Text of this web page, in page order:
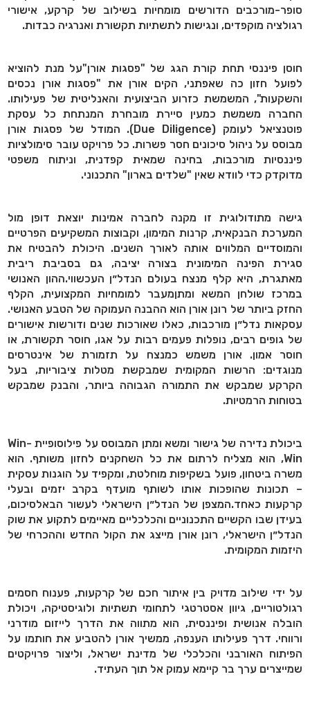
סופר-מורכבים הדורשים מומחיות בשילוב של קרקע, אישורי
רגולציה מוקפדים, ונגישות לתשתיות תקשורת ואנרגיה כבדות.
חוסן פיננסי תחת קורת הגג של "פסגות אורן"על מנת להוציא
לפועל חזון כה שאפתני, הקים אורן את "פסגות אורן נכסים
והשקעות", המשמשת כזרוע הביצועית והאנליטית של פעילותו.
החברה משמשת כמעין סיירת מובחרת המנתחת כל עסקת
פוטנציאל לעומק (Due Diligence). המודל של פסגות אורן
מבוסס על ניהול סיכונים חסר פשרות. כל פרויקט עובר סימולציות
פיננסיות מורכבות, בחינה שמאית קפדנית, וניתוח משפטי
מדוקדק כדי לוודא שאין "שלדים בארון" התכנוני.
גישה מתודולוגית זו מקנה לחברה אמינות יוצאת דופן מול
המערכת הבנקאית, קרנות המימון, וקבוצות המשקיעים הפרטיים
והמוסדיים המלווים אותה לאורך השנים. היכולת להבטיח את
סגירת הפינה המימונית בצורה יציבה, גם בסביבת ריבית
מאתגרת, היא קלף מנצח בעולם הנדל״ן העכשווי.ההון האנושי
במרכז שולחן המשא ומתןמעבר למומחיות המקצועית, הקלף
החזק ביותר של רונן אורן הוא ההבנה העמוקה של הטבע האנושי.
עסקאות נדל״ן מורכבות, כאלו שאורכות שנים ודורשות אישורים
של גופים רבים, נופלות פעמים רבות על אגו, חוסר תקשורת, או
חוסר אמון. אורן משמש כמנצח על תזמורת של אינטרסים
מנוגדים: הרשות המקומית שמבקשת מטלות ציבוריות, בעל
הקרקע שמבקש את התמורה הגבוהה ביותר, והבנק שמבקש
בטוחות הרמטיות.
ביכולת נדירה של גישור ומשא ומתן המבוסס על פילוסופיית Win-
Win, הוא מצליח לרתום את כל השחקנים לחזון משותף. הוא
משרה ביטחון, פועל בשקיפות מוחלטת, ומקפיד על הוגנות עסקית
– תכונות שהופכות אותו לשותף מועדף בקרב יזמים ובעלי
קרקעות כאחד.המצפן של הנדל״ן הישראלי לעשור הבאלסיכום,
בעידן שבו הקשיים התכנוניים והכלכליים מאיימים לתקוע את שוק
הנדל״ן הישראלי, רונן אורן מייצג את הקול החדש וההכרחי של
היזמות המקומית.
על ידי שילוב מדויק בין איתור חכם של קרקעות, פענוח חסמים
רגולטוריים, גיוון אסטרטגי לתחומי תשתיות ולוגיסטיקה, ויכולת
הובלה אנושית ופיננסית, הוא מתווה את הדרך לייזום מודרני
ורווחי. דרך פעילותו הענפה, ממשיך אורן להטביע את חותמו על
הפיתוח האורבני והכלכלי של מדינת ישראל, וליצור פרויקטים
שמייצרים ערך בר קיימא עמוק אל תוך העתיד.